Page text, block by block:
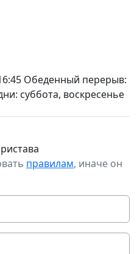
Обеденный перерыв:
суббота, воскресенье
правилам, иначе он